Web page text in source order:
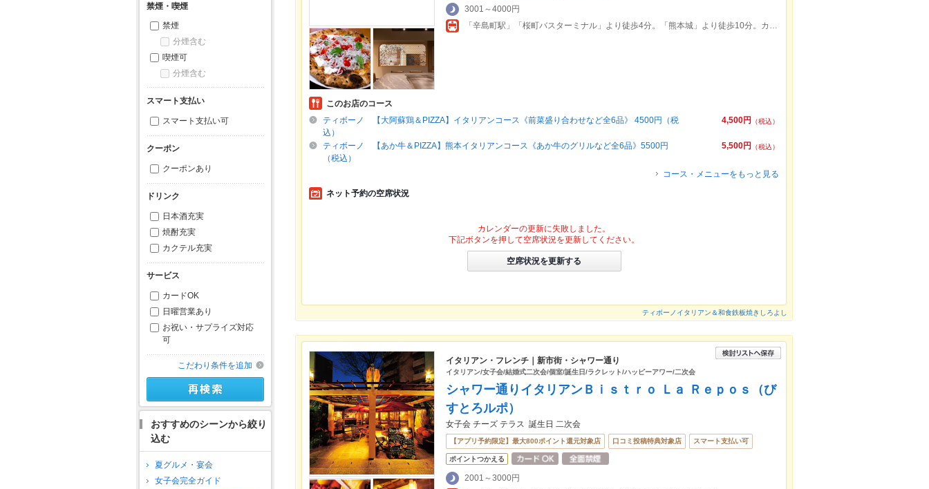
禁煙・喫煙
禁煙
分煙含む
喫煙可
分煙含む
スマート支払い
スマート支払い可
クーポン
クーポンあり
ドリンク
日本酒充実
焼酎充実
カクテル充実
サービス
カードOK
日曜営業あり
お祝い・サプライズ対応
可
こだわり条件を追加
おすすめのシーンから絞り
込む
夏グルメ・宴会
女子会完全ガイド
3001～4000円
「辛島町駅」「桜町バスターミナル」より徒歩4分。「熊本城」より徒歩10分。カンデオホテルズ熊本新市街 下（1F）
このお店のコース
4,500円
（税込）
ティボーノ 【大阿蘇鶏＆PIZZA】イタリアンコース《前菜盛り合わせなど全6品》 4500円（税
込）
5,500円
（税込）
ティボーノ 【あか牛＆PIZZA】熊本イタリアンコース《あか牛のグリルなど全6品》5500円
（税込）
コース・メニューをもっと見る
ネット予約の空席状況
カレンダーの更新に失敗しました。
下記ボタンを押して空席状況を更新してください。
空席状況を更新する
ティボーノイタリアン＆和食鉄板焼きしろよし
イタリアン・フレンチ｜新市街・シャワー通り
イタリアン/女子会/結婚式二次会/個室/誕生日/ラクレット/ハッピーアワー/二次会
シャワー通りイタリアンＢｉｓｔｒｏ Ｌａ Ｒｅｐｏｓ（び
すとろルポ）
女子会 チーズ テラス 誕生日 二次会
【アプリ予約限定】最大800ポイント還元対象店 口コミ投稿特典対象店 スマート支払い可
ポイントつかえる
2001～3000円